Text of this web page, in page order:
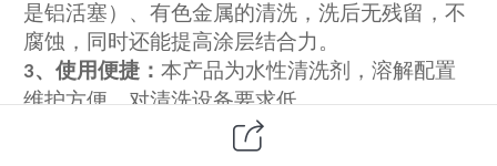
是铝活塞）、有色金属的清洗，洗后无残留，不
腐蚀，同时还能提高涂层结合力。
3、 使用便捷： 本产品为水性清洗剂，溶解配置
维护方便，对清洗设备要求低。